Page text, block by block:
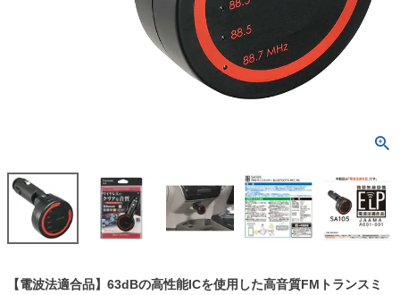
【電波法適合品】63dBの高性能ICを使用した高音質FMトランスミ